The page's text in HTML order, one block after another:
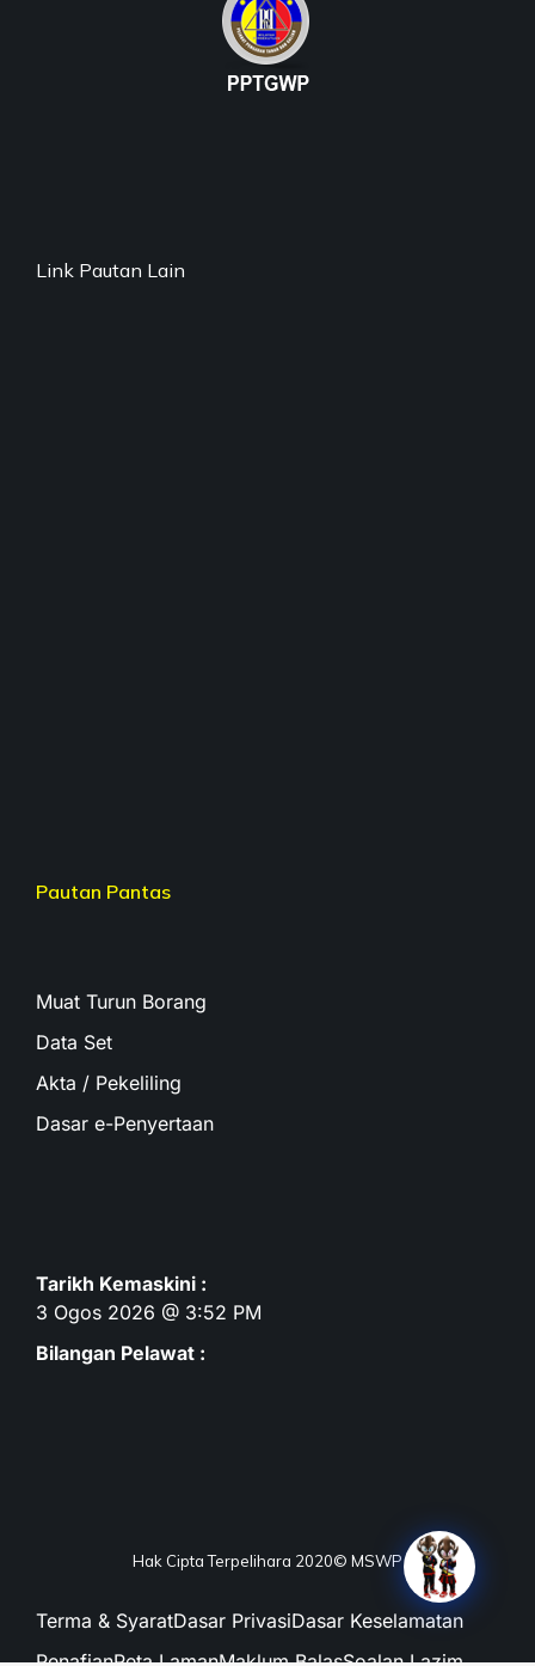
Link Pautan Lain
Pautan Pantas
Muat Turun Borang
Data Set
Akta / Pekeliling
Dasar e-Penyertaan
Tarikh Kemaskini :
3 Ogos 2026 @ 3:52 PM
Bilangan Pelawat :
Hak Cipta Terpelihara 2020© MSWP
Terma & SyaratDasar PrivasiDasar Keselamatan
PenafianPeta LamanMaklum BalasSoalan Lazim